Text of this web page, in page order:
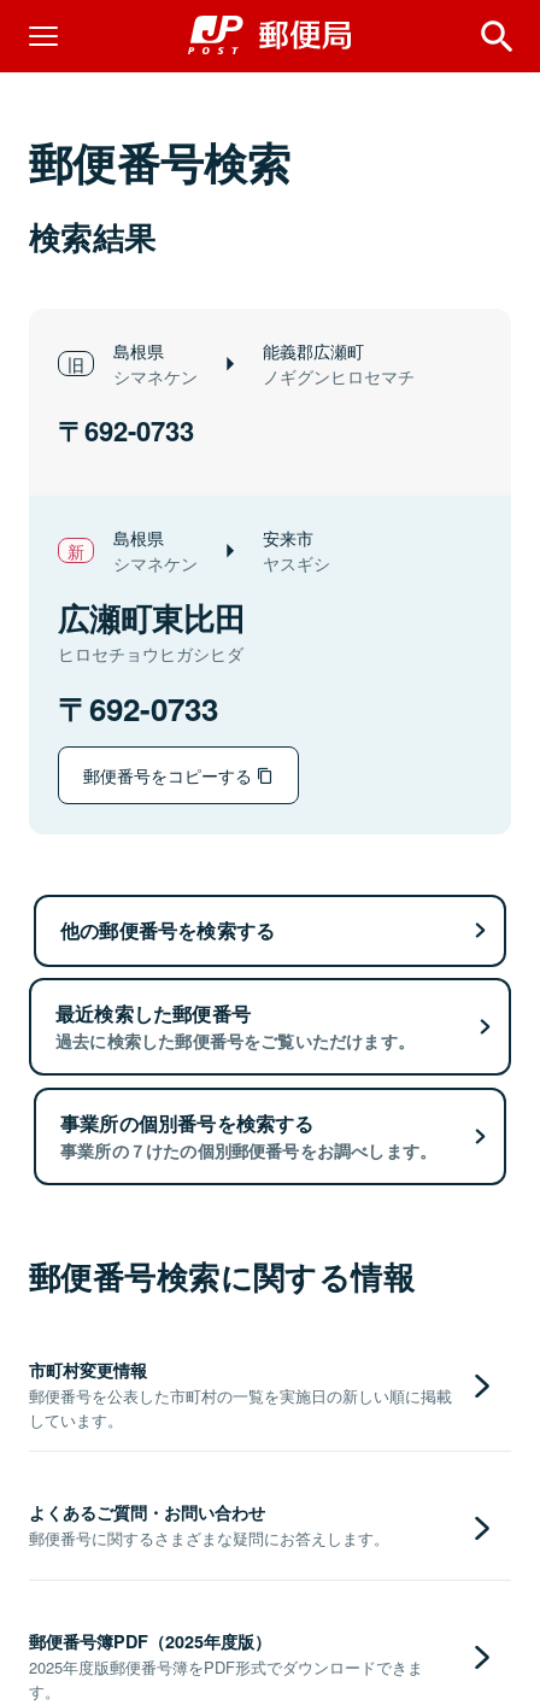
郵便番号検索
検索結果
島根県
シマネケン
能義郡広瀬町
ノギグンヒロセマチ
692-0733
島根県
シマネケン
安来市
ヤスギシ
広瀬町東比田
ヒロセチョウヒガシヒダ
692-0733
郵便番号をコピーする
他の郵便番号を検索する
最近検索した郵便番号
過去に検索した郵便番号をご覧いただけます。
事業所の個別番号を検索する
事業所の７けたの個別郵便番号をお調べします。
郵便番号検索に関する情報
市町村変更情報
郵便番号を公表した市町村の一覧を実施日の新しい順に掲載
しています。
よくあるご質問・お問い合わせ
郵便番号に関するさまざまな疑問にお答えします。
郵便番号簿PDF（2025年度版）
2025年度版郵便番号簿をPDF形式でダウンロードできま
す。